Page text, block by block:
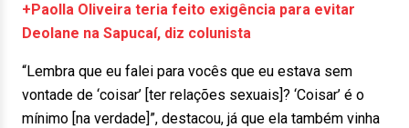
+Paolla Oliveira teria feito exigência para evitar
Deolane na Sapucaí, diz colunista
“Lembra que eu falei para vocês que eu estava sem
vontade de ‘coisar’ [ter relações sexuais]? ‘Coisar’ é o
mínimo [na verdade]”, destacou, já que ela também vinha